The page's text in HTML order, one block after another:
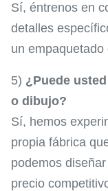
Sí, éntrenos en
detalles
un empaquetado
5) ¿Puede
o dibujo?
Sí, hemos
propia fábrica
podemos
precio